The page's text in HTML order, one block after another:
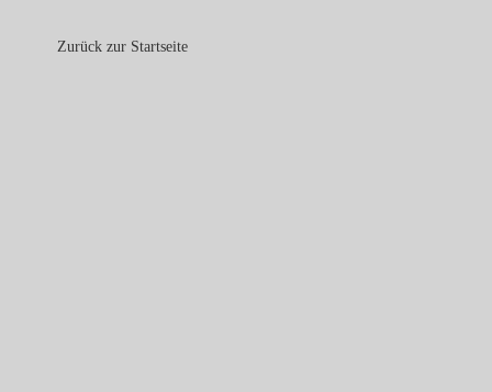
Zurück zur Startseite